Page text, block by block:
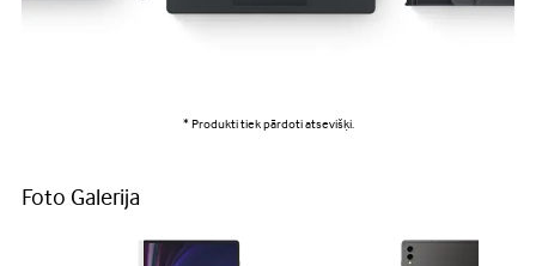
* Produkti tiek pārdoti atsevišķi.
Foto Galerija